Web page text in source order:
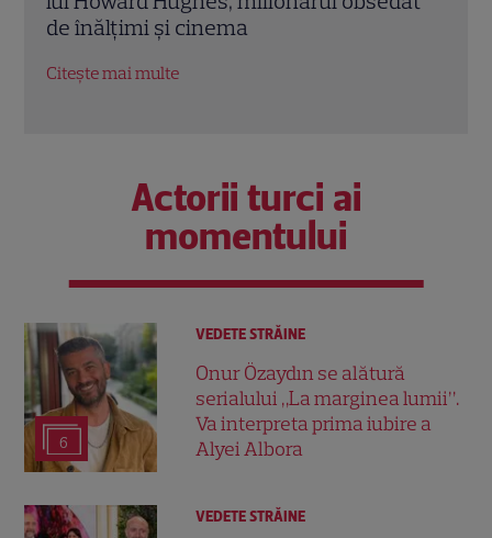
nominalizat la Oscar
Citește mai multe
Actorii turci ai
momentului
6
VEDETE STRĂINE
Onur Özaydın se alătură
serialului „La marginea lumii”.
Va interpreta prima iubire a
Alyei Albora
VEDETE STRĂINE